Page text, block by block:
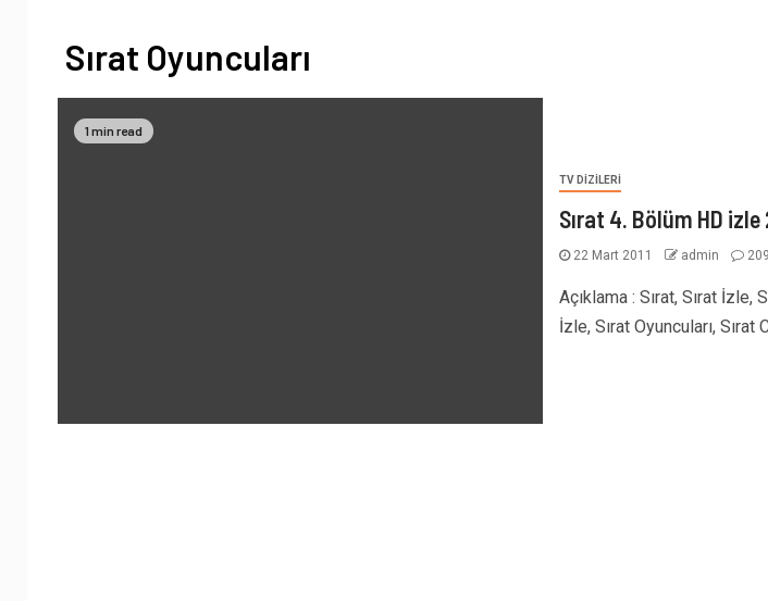
Sırat Oyuncuları
1 min read
TV DIZILERI
Sırat 4. Bölüm HD izle
22 Mart 2011 admin 209
Açıklama : Sırat, Sırat İzle,
İzle, Sırat Oyuncuları, Sırat